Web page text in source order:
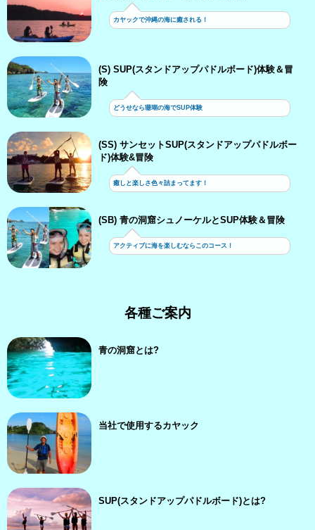
カヤックで沖縄の海に癒される！
(S) SUP(スタンドアップパドルボード)体験＆冒
険
どうせなら珊瑚の海でSUP体験
(SS) サンセットSUP(スタンドアップパドルボー
ド)体験&冒険
癒しと楽しさ色々詰まってます！
(SB) 青の洞窟シュノーケルとSUP体験＆冒険
アクティブに海を楽しむならこのコース！
各種ご案内
青の洞窟とは?
当社で使用するカヤック
SUP(スタンドアップパドルボード)とは?